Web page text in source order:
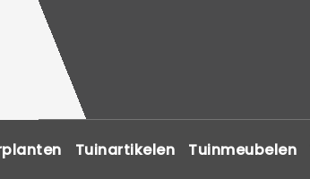
Tuinartikelen Tuinmeubelen